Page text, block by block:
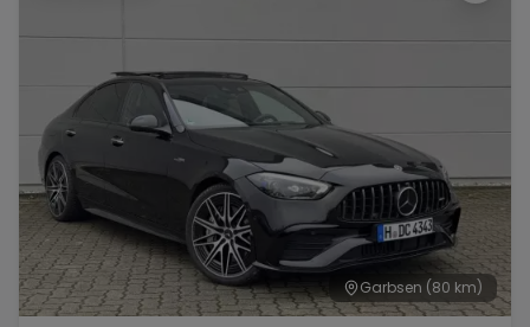
Garbsen (80 km)